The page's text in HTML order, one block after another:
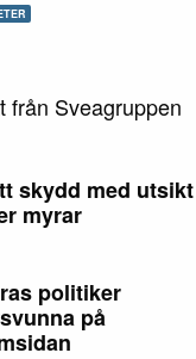
från Sveagruppen
skydd med utsikt
myrar
politiker
på